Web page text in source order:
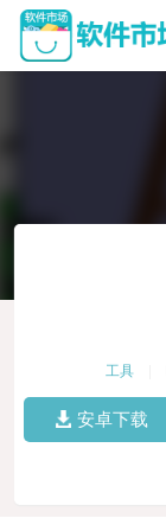
工具
安卓下载